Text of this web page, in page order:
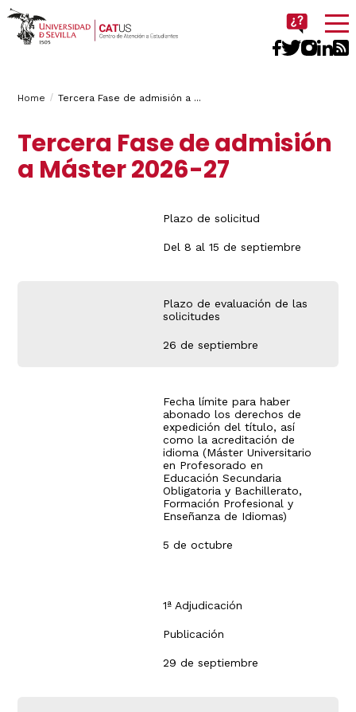
Imagen
Breadcrumbs
You
here:
Home Tercera Fase de admisión a ...
Tercera Fase de admisión
a Máster 2026-27
Plazo de solicitud
Del 8 al 15 de septiembre
Plazo de evaluación de las
solicitudes
26 de septiembre
Fecha límite para haber
abonado los derechos de
expedición del título, así
como la acreditación de
idioma (Máster Universitario
en Profesorado en
Educación Secundaria
Obligatoria y Bachillerato,
Formación Profesional y
Enseñanza de Idiomas)
5 de octubre
1ª Adjudicación
Publicación
29 de septiembre